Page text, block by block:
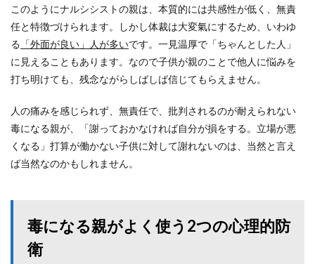
このようにナルシシストの親は、本質的には共感性が低く、無責
任と特徴づけられます。しかし体裁は大変氣にするため、いわゆ
る 「外面が良い」人が多いです。一見温厚で「ちゃんとした人」
に見えることもあります。なので子供が親のことで他人に悩みを
打ち明けても、残念ながらしばしば信じてもらえません。
人の痛みを感じられず、無責任で、批判されるのが耐えられない
毒になる親が、「謝っておかなければ自分が損をする。立場が悪
くなる」打算が働かない子供に対して謝れないのは、当然と言え
ば当然なのかもしれません。
毒になる親がよく使う2つの心理的防
衛